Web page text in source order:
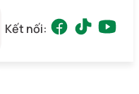
Kết nối: